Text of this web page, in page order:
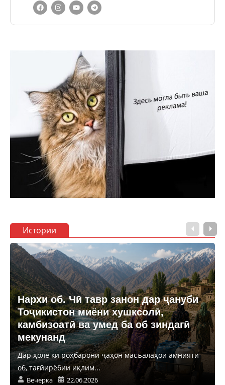
Истории
Нархи об. Чӣ тавр занон дар ҷануби
Тоҷикистон миёни хушксолӣ,
камбизоатӣ ва умед ба об зиндагӣ
мекунанд
Дар ҳоле ки роҳбарони ҷаҳон масъалаҳои амнияти
об, тағйирёбии иқлим...
Вечерка 22.06.2026